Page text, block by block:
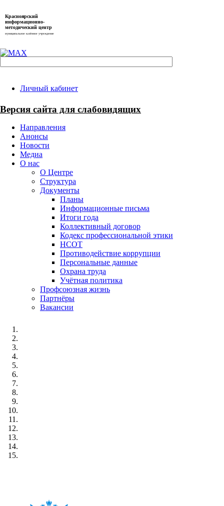
Красноярский
информационно-
методический центр
муниципальное казённое учреждение
Личный кабинет
Версия сайта для слабовидящих
Направления
Анонсы
Новости
Медиа
О нас
О Центре
Структура
Документы
Планы
Информационные письма
Итоги года
Коллективный договор
Кодекс профессиональной этики
НСОТ
Противодействие коррупции
Персональные данные
Охрана труда
Учётная политика
Профсоюзная жизнь
Партнёры
Вакансии